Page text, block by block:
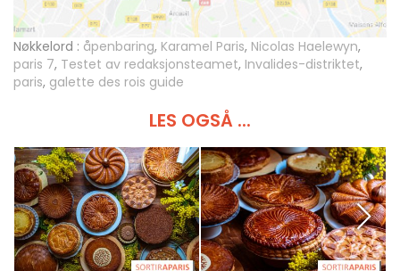
Nøkkelord : åpenbaring, Karamel Paris, Nicolas Haelewyn,
paris 7, Testet av redaksjonsteamet, Invalides-distriktet,
paris, galette des rois guide
LES OGSÅ ...